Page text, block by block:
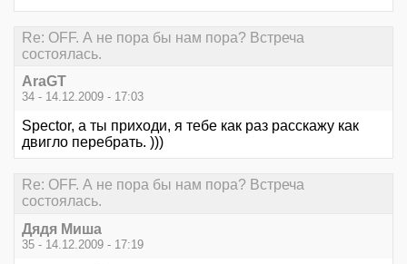
Re: OFF. А не пора бы нам пора? Встреча
состоялась.
AraGT
34 - 14.12.2009 - 17:03
Spector, а ты приходи, я тебе как раз расскажу как
двигло перебрать. )))
Re: OFF. А не пора бы нам пора? Встреча
состоялась.
Дядя Миша
35 - 14.12.2009 - 17:19